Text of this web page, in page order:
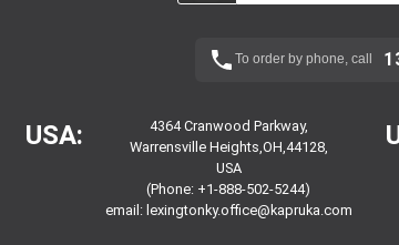
To order by phone, call
USA:
4364 Cranwood Parkway,
Warrensville Heights,OH,44128,
USA
(Phone: +1-888-502-5244)
email: lexingtonky.office@kapruka.com